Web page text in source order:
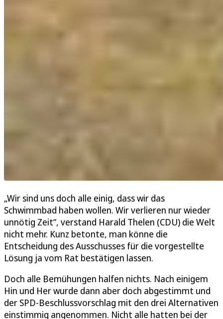
„Wir sind uns doch alle einig, dass wir das
Schwimmbad haben wollen. Wir verlieren nur wieder
unnötig Zeit“, verstand Harald Thelen (CDU) die Welt
nicht mehr. Kunz betonte, man könne die
Entscheidung des Ausschusses für die vorgestellte
Lösung ja vom Rat bestätigen lassen.
Doch alle Bemühungen halfen nichts. Nach einigem
Hin und Her wurde dann aber doch abgestimmt und
der SPD-Beschlussvorschlag mit den drei Alternativen
einstimmig angenommen. Nicht alle hatten bei der